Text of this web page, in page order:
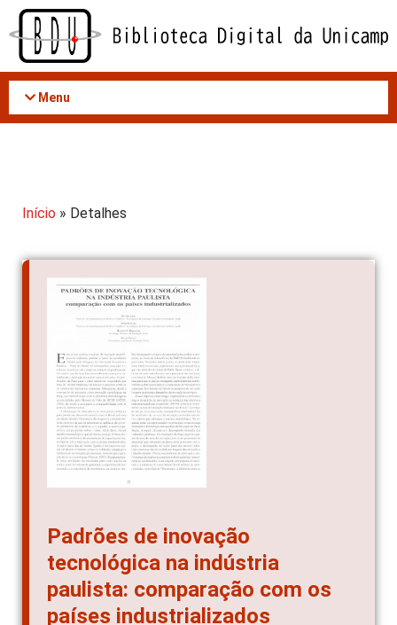
Acessar
conteúdo
Menu
Início » Detalhes
Padrões de inovação
tecnológica na indústria
paulista: comparação com os
países industrializados